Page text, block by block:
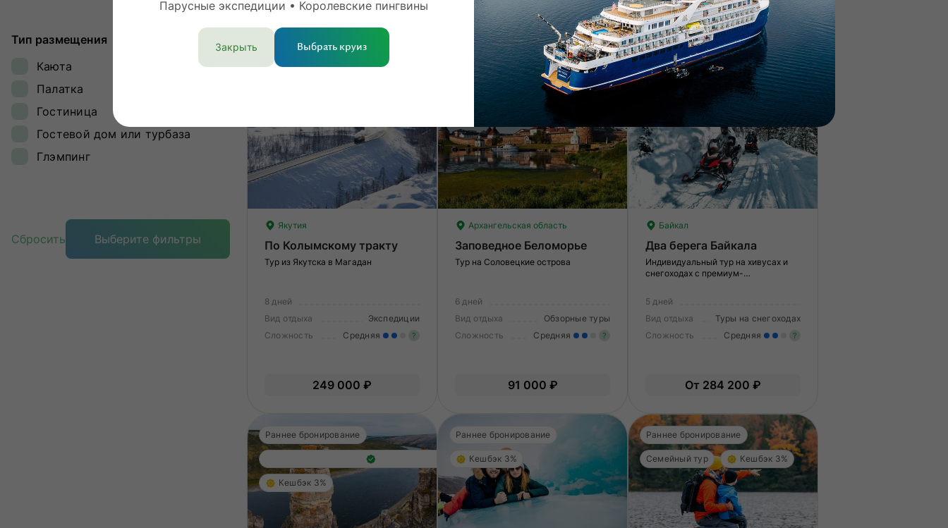
Тип размещения
Каюта
Палатка
Гостиница
Гостевой дом или турбаза
Глэмпинг
Сбросить Выберите фильтры
Умеренные нагрузки. Возможно,
вам нужно будет физически
подготовиться к туру.
Легкие нагрузки. Подходит всем.
Опыт не нужен.
От 101 200 ₽
Значительные нагрузки.
опыт и выносливость,
физическая подготовка.
От 48 400 € 4 735 921 ₽
Якутия
По Колымскому тракту
Тур из Якутска в Магадан
8 дней
Вид отдыха
Экспедиции
Сложность
Средняя ?
вам нужно будет физически
подготовиться к туру.
249 000 ₽
Раннее бронирование
Архангельская область
Заповедное Беломорье
Тур на Соловецкие острова
6 дней
Вид отдыха
Обзорные туры
Сложность
Средняя ?
вам нужно будет физически
подготовиться к туру.
91 000 ₽
Раннее бронирование
Байкал
Два берега Байкала
Индивидуальный тур на хивусах и
снегоходах с премиум-
5 дней
Вид отдыха
Туры на снегоходах
Сложность
Средняя ?
От 284 200 ₽
Раннее бронирование
Гарантия лучшей цены
Кешбэк 3%
Раннее бронирование
Кешбэк 3%
Раннее бронирование
Семейный тур Кешбэк 3%
Парусные экспедиции • Королевские пингвины
Закрыть Выбрать круиз